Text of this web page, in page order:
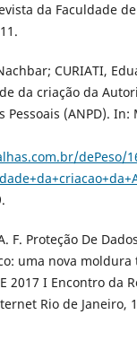
da Faculdade
CURIATI,
da criação da
Pessoais (ANPD).
dePeso/
F. Proteção De
uma nova
2017 I Encontro da
Rio de Janeiro,